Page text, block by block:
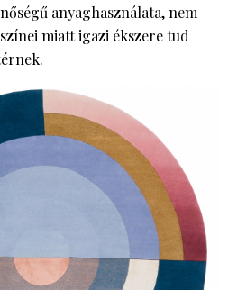
anyaghasználata, nem
miatt igazi ékszere tud